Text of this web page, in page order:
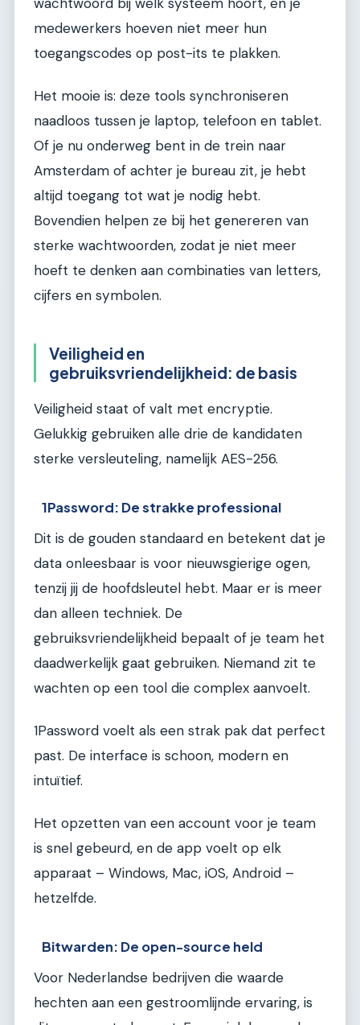
medewerkers hoeven niet meer hun
toegangscodes op post-its te plakken.
Het mooie is: deze tools synchroniseren
naadloos tussen je laptop, telefoon en tablet.
Of je nu onderweg bent in de trein naar
Amsterdam of achter je bureau zit, je hebt
altijd toegang tot wat je nodig hebt.
Bovendien helpen ze bij het genereren van
sterke wachtwoorden, zodat je niet meer
hoeft te denken aan combinaties van letters,
cijfers en symbolen.
Veiligheid en
gebruiksvriendelijkheid: de basis
Veiligheid staat of valt met encryptie.
Gelukkig gebruiken alle drie de kandidaten
sterke versleuteling, namelijk AES-256.
1Password: De strakke professional
Dit is de gouden standaard en betekent dat je
data onleesbaar is voor nieuwsgierige ogen,
tenzij jij de hoofdsleutel hebt. Maar er is meer
dan alleen techniek. De
gebruiksvriendelijkheid bepaalt of je team het
daadwerkelijk gaat gebruiken. Niemand zit te
wachten op een tool die complex aanvoelt.
1Password voelt als een strak pak dat perfect
past. De interface is schoon, modern en
intuïtief.
Het opzetten van een account voor je team
is snel gebeurd, en de app voelt op elk
apparaat – Windows, Mac, iOS, Android –
hetzelfde.
Bitwarden: De open-source held
Voor Nederlandse bedrijven die waarde
hechten aan een gestroomlijnde ervaring, is